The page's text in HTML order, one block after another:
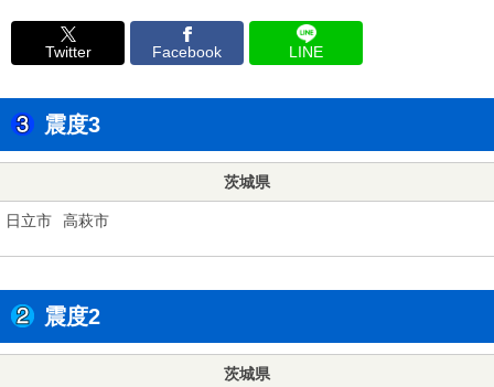
Twitter Facebook LINE
震度3
茨城県
日立市 高萩市
震度2
茨城県